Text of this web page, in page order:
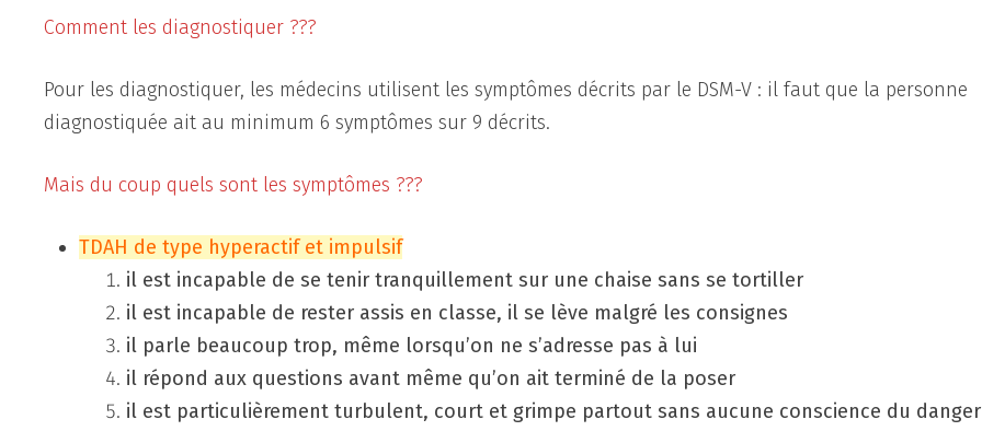
Comment les diagnostiquer ???
Pour les diagnostiquer, les médecins utilisent les symptômes décrits par le DSM-V : il faut que la personne
diagnostiquée ait au minimum 6 symptômes sur 9 décrits.
Mais du coup quels sont les symptômes ???
TDAH de type hyperactif et impulsif
il est incapable de se tenir tranquillement sur une chaise sans se tortiller
il est incapable de rester assis en classe, il se lève malgré les consignes
il parle beaucoup trop, même lorsqu’on ne s’adresse pas à lui
il répond aux questions avant même qu’on ait terminé de la poser
il est particulièrement turbulent, court et grimpe partout sans aucune conscience du danger